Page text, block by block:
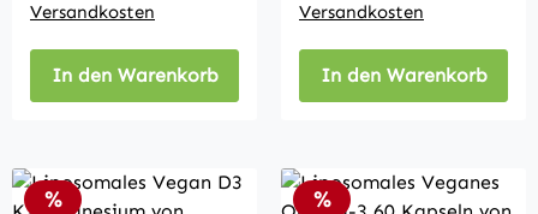
Versandkosten
In den Warenkorb
Versandkosten
In den Warenkorb
Rabatt
% Rabatt
%